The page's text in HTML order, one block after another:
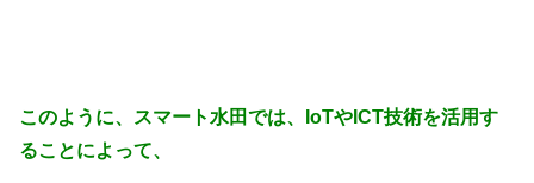
このように、スマート水田では、IoTやICT技術を活用す
ることによって、